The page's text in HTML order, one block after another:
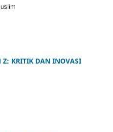
Z: KRITIK DAN INOVASI